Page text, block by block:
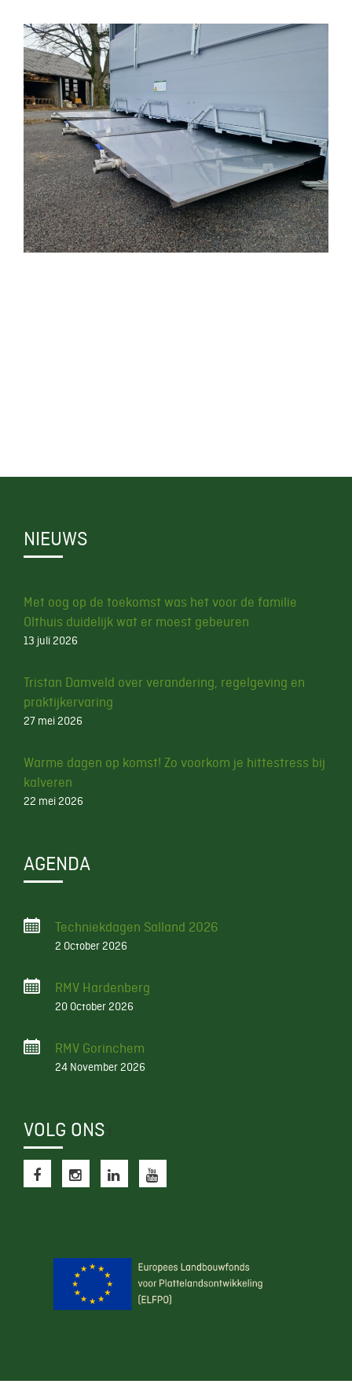
NIEUWS
Met oog op de toekomst was het voor de familie
Olthuis duidelijk wat er moest gebeuren
13 juli 2026
Tristan Damveld over verandering, regelgeving en
praktijkervaring
27 mei 2026
Warme dagen op komst! Zo voorkom je hittestress bij
kalveren
22 mei 2026
AGENDA
Techniekdagen Salland 2026
2 October 2026
RMV Hardenberg
20 October 2026
RMV Gorinchem
24 November 2026
VOLG ONS f